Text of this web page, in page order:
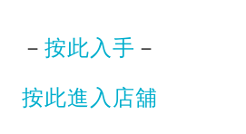
－ 按此入手 －
按此進入店舖